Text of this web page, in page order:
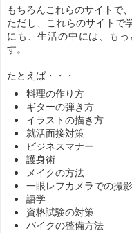
もちろんこれらのサイトで
ただし、これらのサイトで
にも、生活の中には、も
す。
たとえば・・・
料理の作り方
ギターの弾き方
イラストの描き方
就活面接対策
ビジネスマナー
護身術
メイクの方法
一眼レフカメラでの撮影
語学
資格試験の対策
バイクの整備方法